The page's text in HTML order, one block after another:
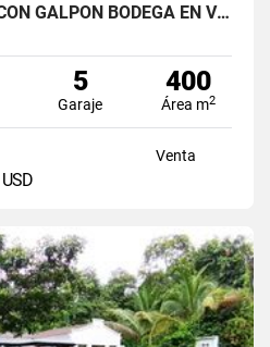
EDIFICIO COMERCIAL CON GALPÓN BODEGA EN VENTA ZONA MÉDICA DURÁN NORTE
5
Garaje
400
Área m2
Venta
USD